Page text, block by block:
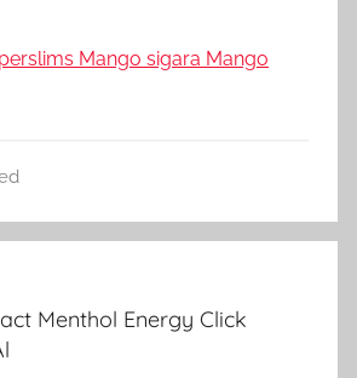
Mango sigara Mango
Menthol Energy Click